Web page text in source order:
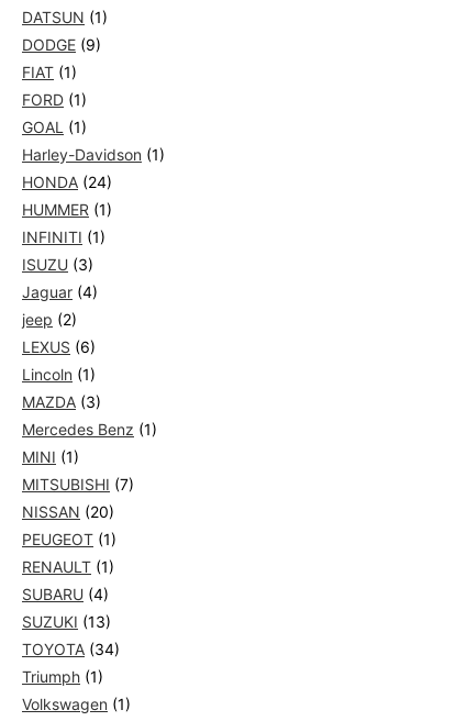
DATSUN (1)
DODGE (9)
FIAT (1)
FORD (1)
GOAL (1)
Harley-Davidson (1)
HONDA (24)
HUMMER (1)
INFINITI (1)
ISUZU (3)
Jaguar (4)
jeep (2)
LEXUS (6)
Lincoln (1)
MAZDA (3)
Mercedes Benz (1)
MINI (1)
MITSUBISHI (7)
NISSAN (20)
PEUGEOT (1)
RENAULT (1)
SUBARU (4)
SUZUKI (13)
TOYOTA (34)
Triumph (1)
Volkswagen (1)